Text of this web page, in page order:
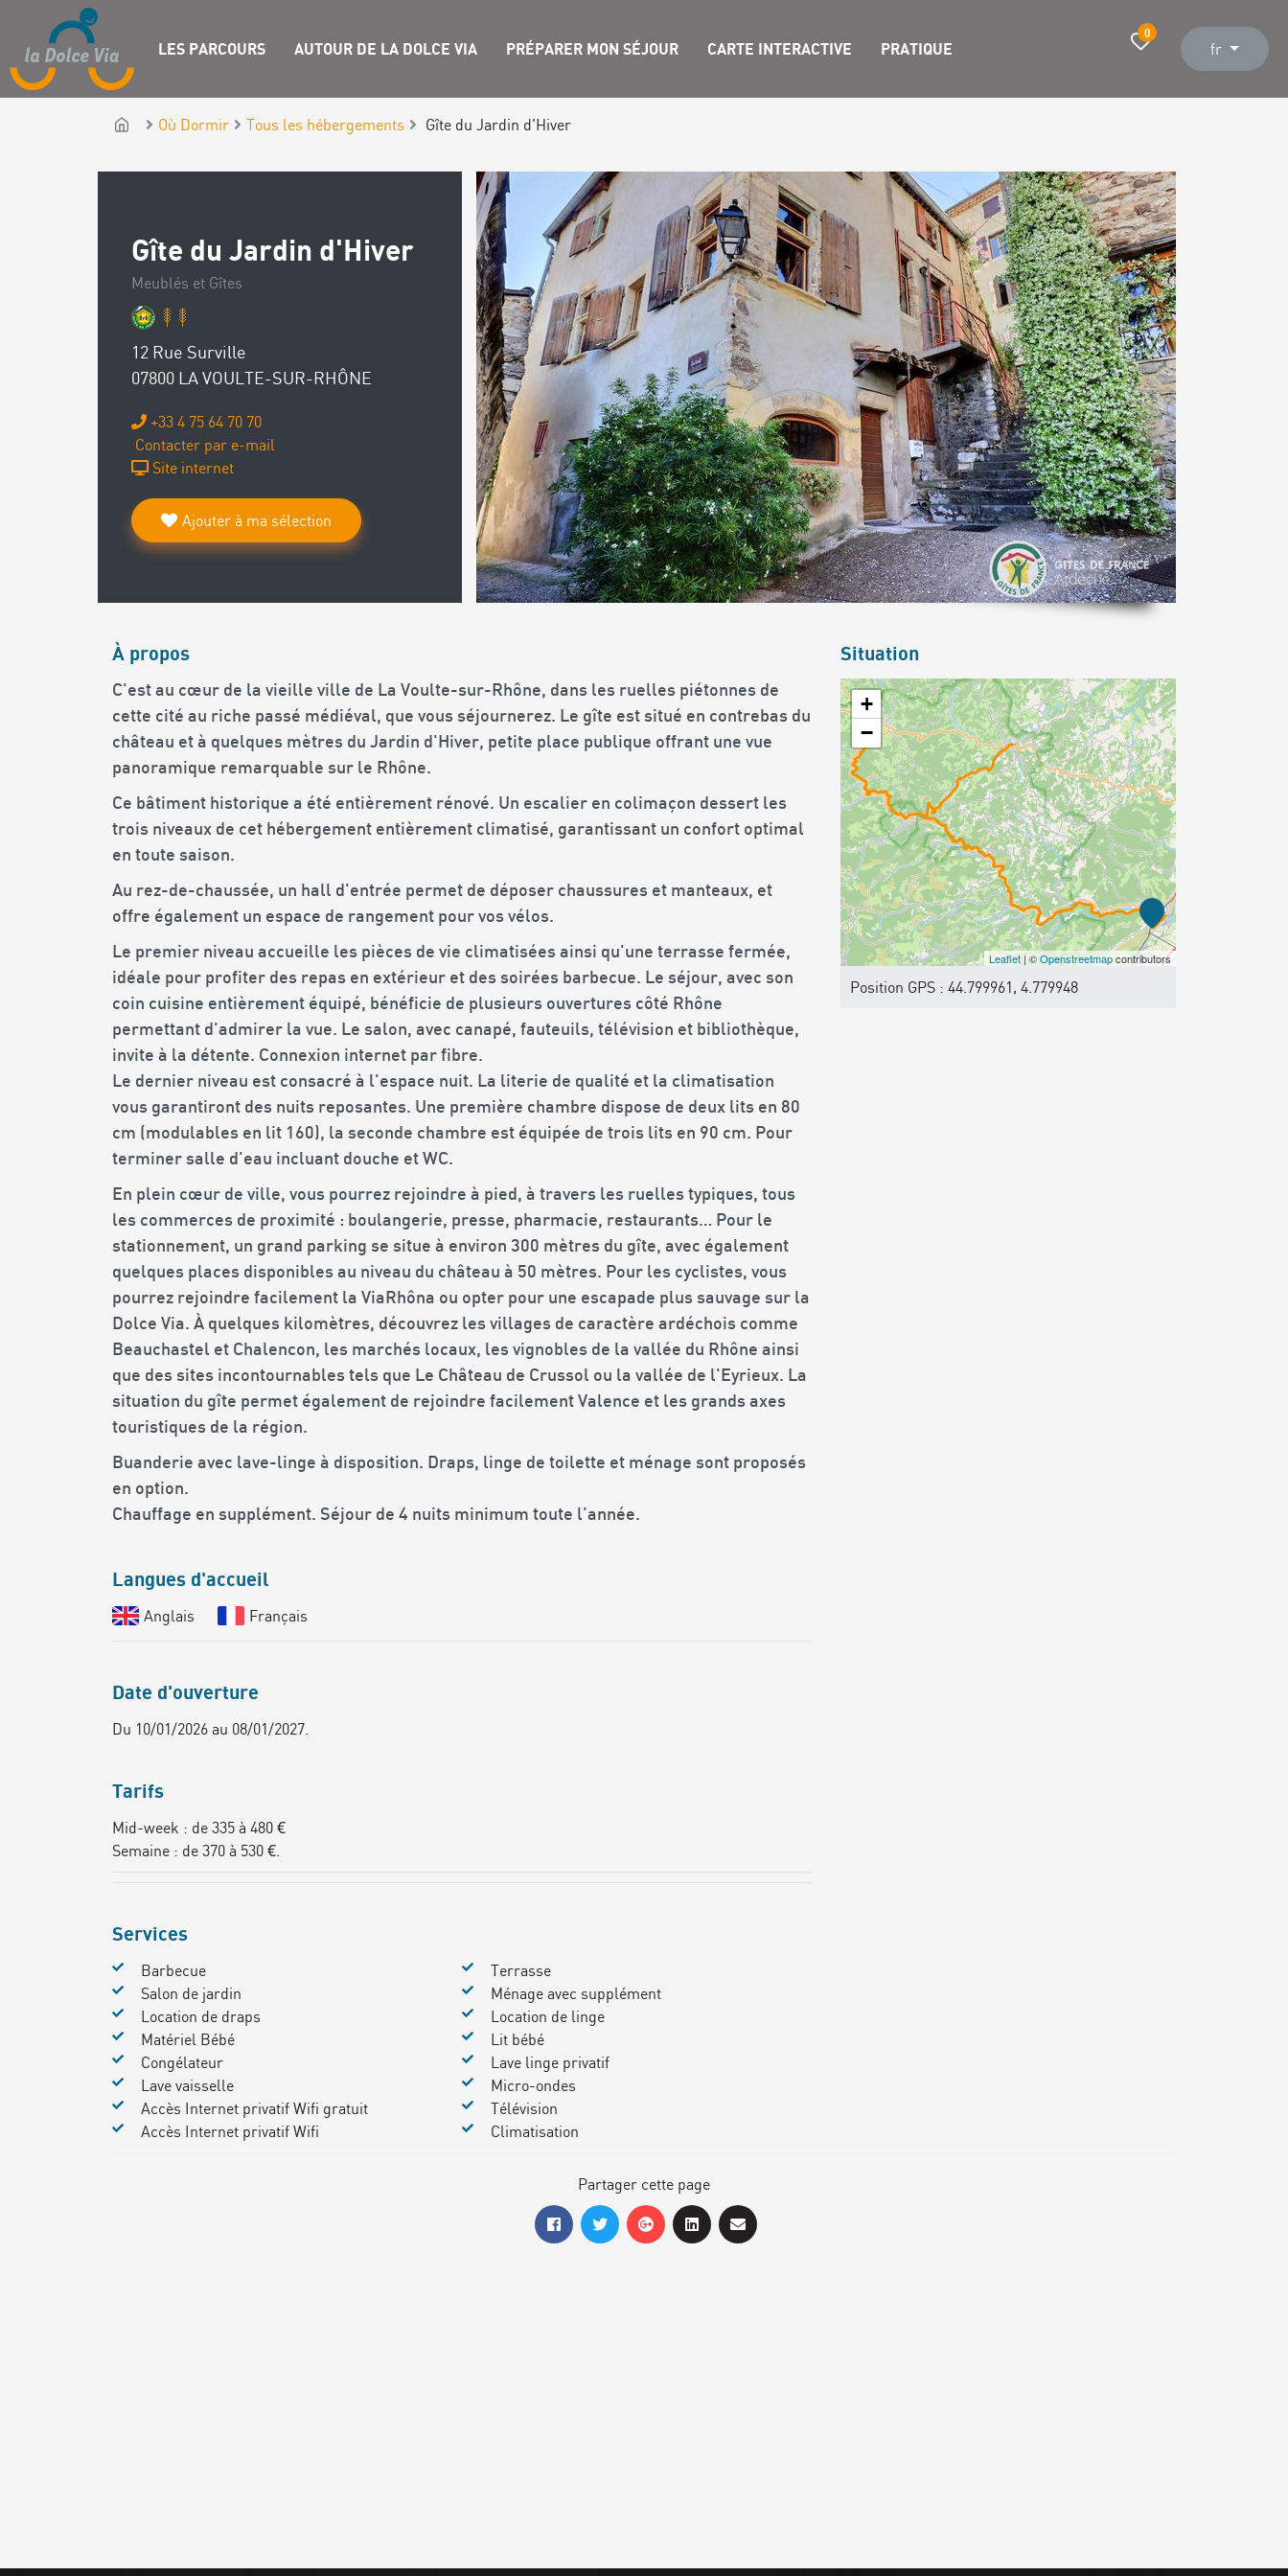
LES PARCOURS AUTOUR DE LA DOLCE VIA PRÉPARER MON SÉJOUR CARTE INTERACTIVE PRATIQUE
0
fr
Où Dormir Tous les hébergements Gîte du Jardin d'Hiver
Gîte du Jardin d'Hiver
Meublés et Gîtes
12 Rue Surville
07800 LA VOULTE-SUR-RHÔNE
+33 4 75 64 70 70
Contacter par e-mail
Site internet
Ajouter à ma sélection
À propos
C'est au cœur de la vieille ville de La Voulte-sur-Rhône, dans les ruelles piétonnes de
cette cité au riche passé médiéval, que vous séjournerez. Le gîte est situé en contrebas du
château et à quelques mètres du Jardin d'Hiver, petite place publique offrant une vue
panoramique remarquable sur le Rhône.
Ce bâtiment historique a été entièrement rénové. Un escalier en colimaçon dessert les
trois niveaux de cet hébergement entièrement climatisé, garantissant un confort optimal
en toute saison.
Au rez-de-chaussée, un hall d'entrée permet de déposer chaussures et manteaux, et
offre également un espace de rangement pour vos vélos.
Le premier niveau accueille les pièces de vie climatisées ainsi qu'une terrasse fermée,
idéale pour profiter des repas en extérieur et des soirées barbecue. Le séjour, avec son
coin cuisine entièrement équipé, bénéficie de plusieurs ouvertures côté Rhône
permettant d'admirer la vue. Le salon, avec canapé, fauteuils, télévision et bibliothèque,
invite à la détente. Connexion internet par fibre.
Le dernier niveau est consacré à l'espace nuit. La literie de qualité et la climatisation
vous garantiront des nuits reposantes. Une première chambre dispose de deux lits en 80
cm (modulables en lit 160), la seconde chambre est équipée de trois lits en 90 cm. Pour
terminer salle d'eau incluant douche et WC.
En plein cœur de ville, vous pourrez rejoindre à pied, à travers les ruelles typiques, tous
les commerces de proximité : boulangerie, presse, pharmacie, restaurants… Pour le
stationnement, un grand parking se situe à environ 300 mètres du gîte, avec également
quelques places disponibles au niveau du château à 50 mètres. Pour les cyclistes, vous
pourrez rejoindre facilement la ViaRhôna ou opter pour une escapade plus sauvage sur la
Dolce Via. À quelques kilomètres, découvrez les villages de caractère ardéchois comme
Beauchastel et Chalencon, les marchés locaux, les vignobles de la vallée du Rhône ainsi
que des sites incontournables tels que Le Château de Crussol ou la vallée de l'Eyrieux. La
situation du gîte permet également de rejoindre facilement Valence et les grands axes
touristiques de la région.
Buanderie avec lave-linge à disposition. Draps, linge de toilette et ménage sont proposés
en option.
Chauffage en supplément. Séjour de 4 nuits minimum toute l'année.
Langues d'accueil
Anglais Français
Date d'ouverture
Du 10/01/2026 au 08/01/2027.
Tarifs
Mid-week : de 335 à 480 €
Semaine : de 370 à 530 €.
Services
Barbecue
Terrasse
Salon de jardin
Ménage avec supplément
Location de draps
Location de linge
Matériel Bébé
Lit bébé
Congélateur
Lave linge privatif
Lave vaisselle
Micro-ondes
Accès Internet privatif Wifi gratuit
Télévision
Accès Internet privatif Wifi
Climatisation
Situation
+
−
Leaflet| ©Openstreetmapcontributors
Position GPS : 44.799961, 4.779948
Partager cette page